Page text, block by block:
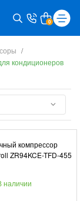
0
кондиционеров
компрессор
ZR94KCE-TFD-455
наличии